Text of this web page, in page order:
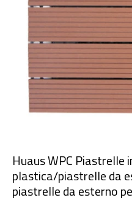
Huaus WPC Piastrelle
plastica/piastrelle da
piastrelle da esterno